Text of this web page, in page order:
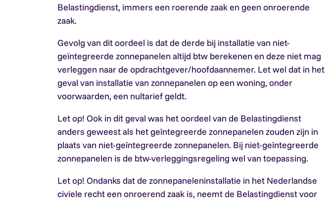
Belastingdienst, immers een roerende zaak en geen onroerende
zaak.
Gevolg van dit oordeel is dat de derde bij installatie van niet-
geïntegreerde zonnepanelen altijd btw berekenen en deze niet mag
verleggen naar de opdrachtgever/hoofdaannemer. Let wel dat in het
geval van installatie van zonnepanelen op een woning, onder
voorwaarden, een nultarief geldt.
Let op! Ook in dit geval was het oordeel van de Belastingdienst
anders geweest als het geïntegreerde zonnepanelen zouden zijn in
plaats van niet-geïntegreerde zonnepanelen. Bij niet-geïntegreerde
zonnepanelen is de btw-verleggingsregeling wel van toepassing.
Let op! Ondanks dat de zonnepaneleninstallatie in het Nederlandse
civiele recht een onroerend zaak is, neemt de Belastingdienst voor